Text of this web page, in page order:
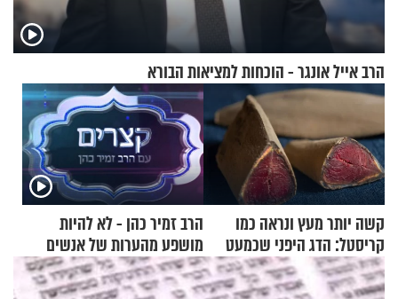
הרב אייל אונגר - הוכחות למציאות הבורא
קשה יותר מעץ ונראה כמו
קריסטל: הדג היפני שכמעט
בלתי אפשרי לחתוך
הרב זמיר כהן - לא להיות
מושפע מהערות של אנשים